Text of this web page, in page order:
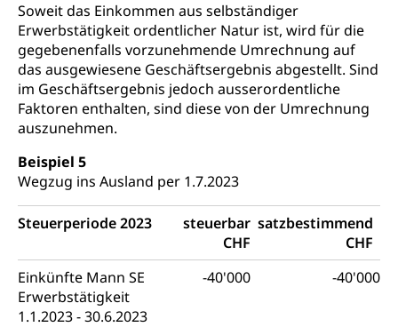
Soweit das Einkommen aus selbständiger
Erwerbstätigkeit ordentlicher Natur ist, wird für die
gegebenenfalls vorzunehmende Umrechnung auf
das ausgewiesene Geschäftsergebnis abgestellt. Sind
im Geschäftsergebnis jedoch ausserordentliche
Faktoren enthalten, sind diese von der Umrechnung
auszunehmen.
Beispiel 5
Wegzug ins Ausland per 1.7.2023
Steuerperiode 2023
steuerbar
CHF
satzbestimmend
CHF
Einkünfte Mann SE
Erwerbstätigkeit
1.1.2023 - 30.6.2023
-40'000 -40'000